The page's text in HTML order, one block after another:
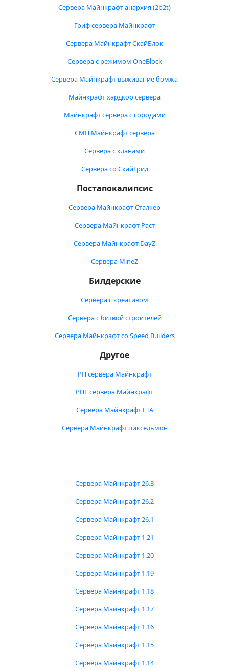
Сервера Майнкрафт анархия (2b2t)
Гриф сервера Майнкрафт
Сервера Майнкрафт СкайБлок
Сервера с режимом OneBlock
Сервера Майнкрафт выживание бомжа
Майнкрафт хардкор сервера
Майнкрафт сервера с городами
СМП Майнкрафт сервера
Сервера с кланами
Сервера со СкайГрид
Постапокалипсис
Сервера Майнкрафт Сталкер
Сервера Майнкрафт Раст
Сервера Майнкрафт DayZ
Сервера MineZ
Билдерские
Сервера с креативом
Сервера с битвой строителей
Сервера Майнкрафт со Speed Builders
Другое
РП сервера Майнкрафт
РПГ сервера Майнкрафт
Сервера Майнкрафт ГТА
Сервера Майнкрафт пиксельмон
Сервера Майнкрафт 26.3
Сервера Майнкрафт 26.2
Сервера Майнкрафт 26.1
Сервера Майнкрафт 1.21
Сервера Майнкрафт 1.20
Сервера Майнкрафт 1.19
Сервера Майнкрафт 1.18
Сервера Майнкрафт 1.17
Сервера Майнкрафт 1.16
Сервера Майнкрафт 1.15
Сервера Майнкрафт 1.14